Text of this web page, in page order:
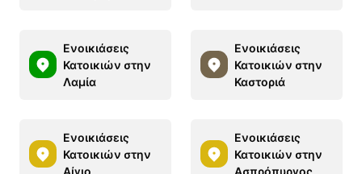
Ενοικιάσεις
Κατοικιών στην
Λαμία
Ενοικιάσεις
Κατοικιών στην
Καστοριά
Ενοικιάσεις
Κατοικιών στην
Αίγιο
Ενοικιάσεις
Κατοικιών στην
Ασπρόπυργος